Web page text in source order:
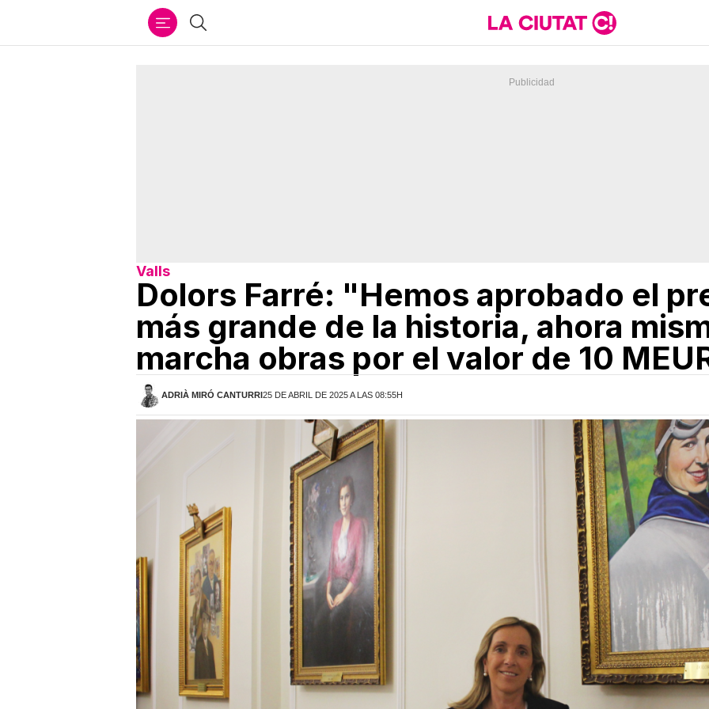
Buscar
Valls
Dolors Farré: "Hemos aprobado el
más grande de la historia, ahora
marcha obras por el valor de 10
ADRIÀ MIRÓ CANTURRI25 DE ABRIL DE 2025 A LAS 08:55H